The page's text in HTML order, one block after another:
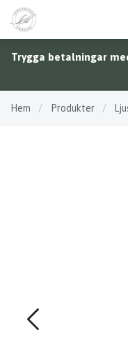
Trygga betalningar
Hem / Produkter /